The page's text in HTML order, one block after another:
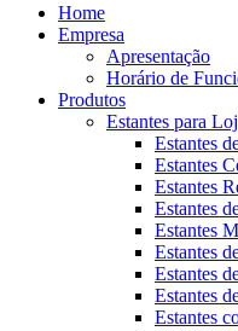
Home
Empresa
Apresentação
Horário de
Produtos
Estantes para
Estantes
Estantes
Estantes
Estantes
Estantes
Estantes
Estantes
Estantes
Estantes